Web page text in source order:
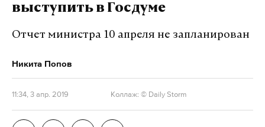
выступить в Госдуме
Отчет министра 10 апреля не запланирован
Никита Попов
11:34, 3 апр. 2019 Коллаж: © Daily Storm